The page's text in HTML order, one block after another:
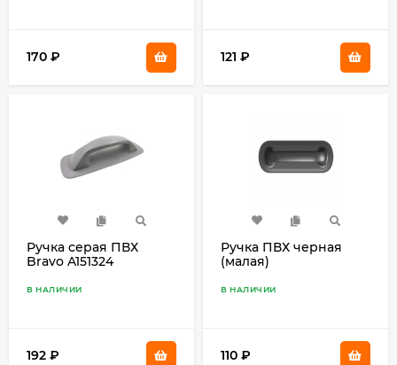
170 ₽ 121 ₽
Ручка серая ПВХ
Bravo A151324
В НАЛИЧИИ
192 ₽
Ручка ПВХ черная
(малая)
В НАЛИЧИИ
110 ₽